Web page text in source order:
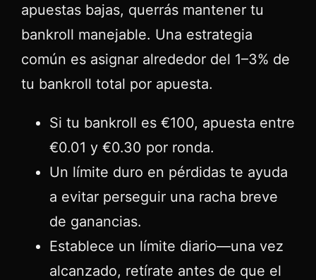
apuestas bajas, querrás mantener tu
bankroll manejable. Una estrategia
común es asignar alrededor del 1–3% de
tu bankroll total por apuesta.
Si tu bankroll es €100, apuesta entre
€0.01 y €0.30 por ronda.
Un límite duro en pérdidas te ayuda
a evitar perseguir una racha breve
de ganancias.
Establece un límite diario—una vez
alcanzado, retírate antes de que el